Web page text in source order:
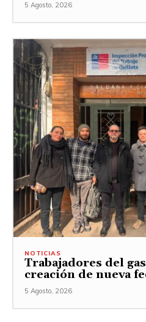
5 Agosto, 2026
NOTICIAS
Trabajadores del
creación de nueva
5 Agosto, 2026